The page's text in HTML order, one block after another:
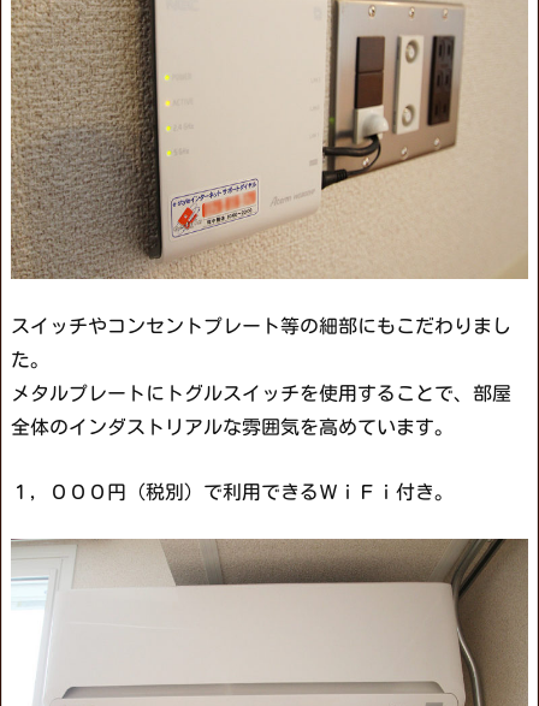
スイッチやコンセントプレート等の細部にもこだわりまし
た。
メタルプレートにトグルスイッチを使用することで、部屋
全体のインダストリアルな雰囲気を高めています。
１，０００円（税別）で利用できるＷｉＦｉ付き。